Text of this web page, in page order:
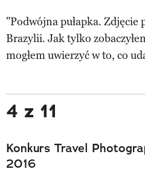
"Podwójna pułapka. Zdjęcie
Brazylii. Jak tylko
mogłem uwierzyć w to, co
4 z 11
Konkurs Travel
2016